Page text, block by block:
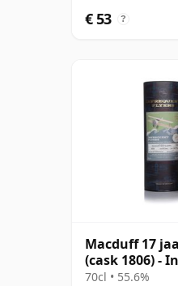
€ 53 ?
Macduff 17
(cask 1806) -
70cl • 55.6%